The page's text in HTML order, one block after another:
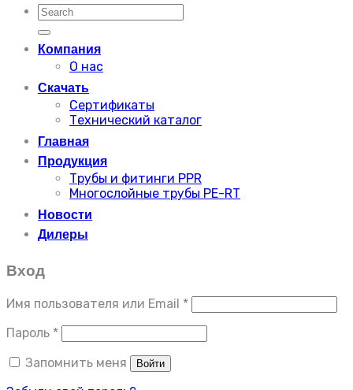
Искать:
Компания
О нас
Скачать
Сертификаты
Технический каталог
Главная
Продукция
Трубы и фитинги PPR
Многослойные трубы PE-RT
Новости
Дилеры
Вход
Имя пользователя или Email *
Пароль *
Запомнить меня
Войти